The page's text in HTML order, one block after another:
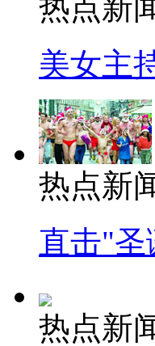
热点新
美女主
热点新
直击"圣
热点新